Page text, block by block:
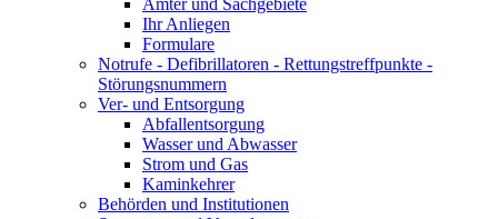
Ämter und Sachgebiete
Ihr Anliegen
Formulare
Notrufe - Defibrillatoren - Rettungstreffpunkte -
Störungsnummern
Ver- und Entsorgung
Abfallentsorgung
Wasser und Abwasser
Strom und Gas
Kaminkehrer
Behörden und Institutionen